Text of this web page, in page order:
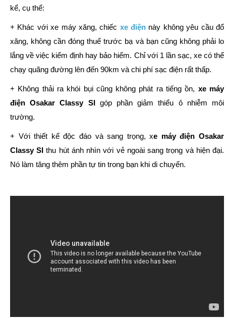
kể, cụ thể:
+ Khác với xe máy xăng, chiếc xe điện này không yêu cầu đổ
xăng, không cần đóng thuế trước bạ và bạn cũng không phải lo
lắng về việc kiểm định hay bảo hiểm. Chỉ với 1 lần sạc, xe có thể
chạy quãng đường lên đến 90km và chi phí sạc điện rất thấp.
+ Không thải ra khói bụi cũng không phát ra tiếng ồn, xe máy
điện Osakar Classy SIgóp phần giảm thiểu ô nhiễm môi
trường.
+ Với thiết kế độc đáo và sang trọng, xe máy điện Osakar
Classy SI thu hút ánh nhìn với vẻ ngoài sang trọng và hiện đại.
Nó làm tăng thêm phần tự tin trong bạn khi di chuyển.